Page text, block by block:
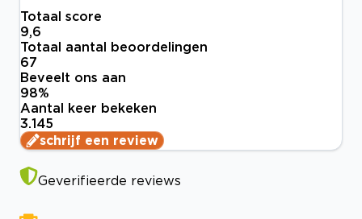
Totaal score
9,6
Totaal aantal beoordelingen
67
Beveelt ons aan
98%
Aantal keer bekeken
3.145
schrijf een review
Geverifieerde reviews